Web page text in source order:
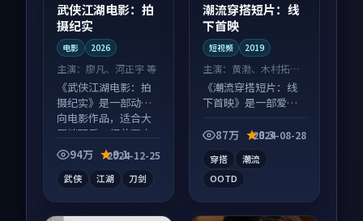
武侠江湖电影：拍
摄纪实
电影 2026
主演： 廖凡、河正宇 等
《武侠江湖电影：拍
摄纪实》是一部动作
向电影作品，适合大
屏端观看，细节更丰
富。94万 9.1
2024-12-25
武侠 江湖 刀剑
潮流穿搭短片：线
下首映
短视频 2019
主演： 黄渤、木村拓哉
等
《潮流穿搭短片：线
下首映》是一部爱情
叙事并行，细节值得
87万 8.3
2024-08-28
穿搭
潮流
OOTD